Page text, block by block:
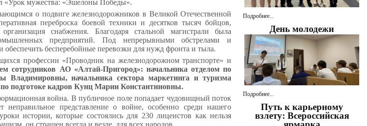
«Урок мужества: «Эшелоны Победы».
о подвиге железнодорожников в Великой Отечественной
переброска боевой техники и десятков тысяч бойцов,
снабжения. Благодаря стальной магистрали была
предприятий. Под непрерывными обстрелами и
бесперебойные перевозки для нужд фронта и тыла.
профессии «Проводник на железнодорожном транспорте» и
сотрудников АО «Алтай-Пригород»: начальника отделом по
начальника сектора маркетинга и туризма
подготоке кадров Кунц Марии Константиновны.
война. В публичное поле попадает чудовищный поток
представление о войне, особенно среди нашего
истории, которые состоялись для 230 лицеистов как нельзя
он страшен всегда и везде, для всех народов.
Подробнее...
День молодежи
Подробнее...
Путь к карьерному
взлету: Всероссийская